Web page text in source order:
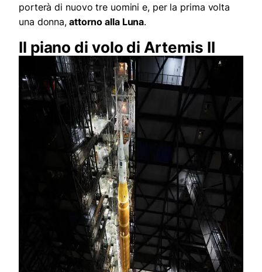
porterà di nuovo tre uomini e, per la prima volta
una donna, attorno alla Luna.
Il piano di volo di Artemis II